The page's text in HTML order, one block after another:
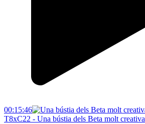
00:15:46
T8xC22 - Una bústia dels Beta molt creativa